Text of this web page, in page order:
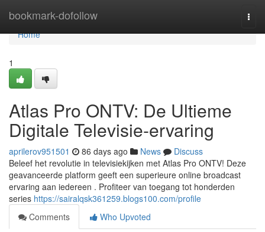
bookmark-dofollow
Home
Home
1
Atlas Pro ONTV: De Ultieme
Digitale Televisie-ervaring
aprilerov951501 86 days ago News
Discuss
Beleef het revolutie in televisiekijken met Atlas Pro ONTV! Deze
geavanceerde platform geeft een superieure online broadcast
ervaring aan iedereen . Profiteer van toegang tot honderden
series https://sairalqsk361259.blogs100.com/profile
Comments
Who Upvoted